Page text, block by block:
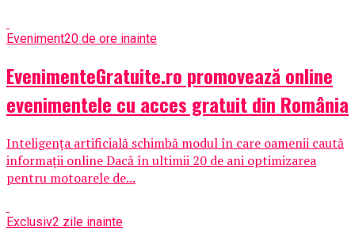
Eveniment20 de ore inainte
EvenimenteGratuite.ro promovează online
evenimentele cu acces gratuit din România
Inteligența artificială schimbă modul în care oamenii caută
informații online Dacă în ultimii 20 de ani optimizarea
pentru motoarele de...
Exclusiv2 zile inainte